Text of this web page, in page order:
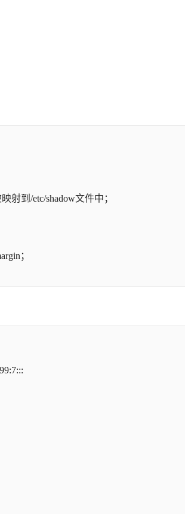
到/etc/shadow文件中；
；